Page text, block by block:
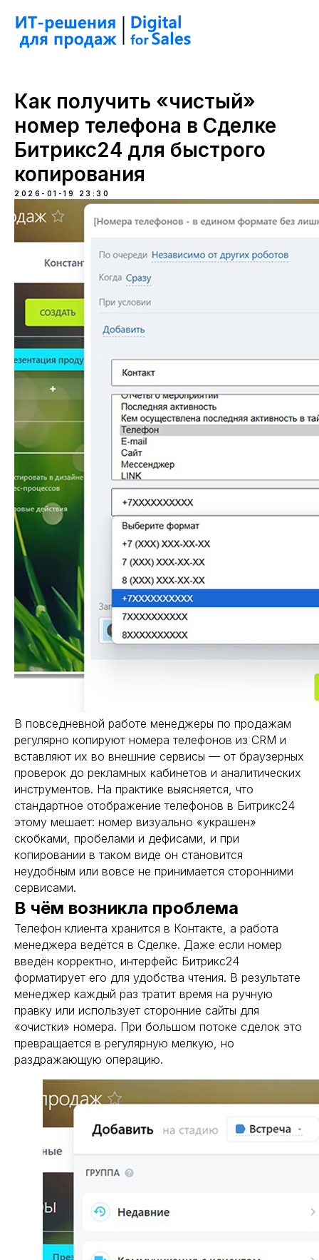
Как получить «чистый»
номер телефона в Сделке
Битрикс24 для быстрого
копирования
2026-01-19 23:30
В повседневной работе менеджеры по продажам
регулярно копируют номера телефонов из CRM и
вставляют их во внешние сервисы — от браузерных
проверок до рекламных кабинетов и аналитических
инструментов. На практике выясняется, что
стандартное отображение телефонов в Битрикс24
этому мешает: номер визуально «украшен»
скобками, пробелами и дефисами, и при
копировании в таком виде он становится
неудобным или вовсе не принимается сторонними
сервисами.
В чём возникла проблема
Телефон клиента хранится в Контакте, а работа
менеджера ведётся в Сделке. Даже если номер
введён корректно, интерфейс Битрикс24
форматирует его для удобства чтения. В результате
менеджер каждый раз тратит время на ручную
правку или использует сторонние сайты для
«очистки» номера. При большом потоке сделок это
превращается в регулярную мелкую, но
раздражающую операцию.